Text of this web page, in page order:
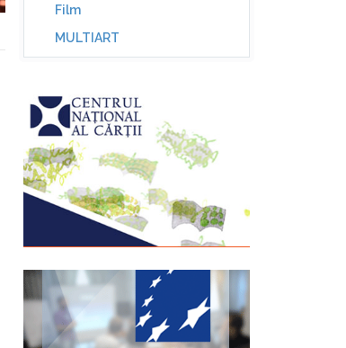
Film
MULTIART